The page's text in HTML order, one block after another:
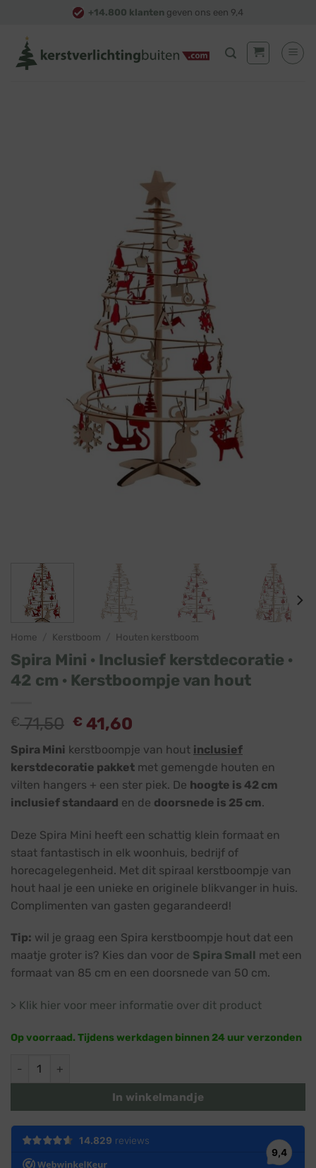
content
+14.800 klanten geven ons een 9,4
Home Kerstboom Houten kerstboom
Spira Mini · Inclusief kerstdecoratie ·
42 cm · Kerstboompje van hout
€71,50 Oorspronkelijke
was:
€ 71,50.
€ 41,60
is:
€ 41,60.
Spira Mini kerstboompje van hout inclusief
kerstdecoratie pakket met gemengde houten en
vilten hangers + een ster piek. De hoogte is 42 cm
inclusief standaard en de doorsnede is 25 cm.
Deze Spira Mini heeft een schattig klein formaat en
staat fantastisch in elk woonhuis, bedrijf of
horecagelegenheid. Met dit spiraal kerstboompje van
hout haal je een unieke en originele blikvanger in huis.
Complimenten van gasten gegarandeerd!
Tip: wil je graag een Spira kerstboompje hout dat een
maatje groter is? Kies dan voor de Spira Small met een
formaat van 85 cm en een doorsnede van 50 cm.
> Klik hier voor meer informatie over dit product
Op voorraad. Tijdens werkdagen binnen 24 uur verzonden
Spira Mini · Inclusief kerstdecoratie · 42 cm · Kerstboompje
In winkelmandje